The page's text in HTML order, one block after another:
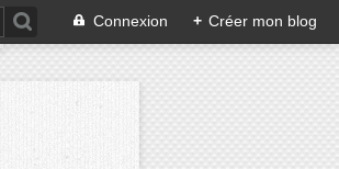
Connexion + Créer mon blog